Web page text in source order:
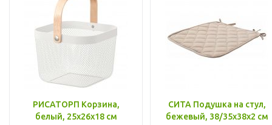
РИСАТОРП Корзина,
белый, 25x26x18 см
СИТА Подушка на стул,
бежевый, 38/35x38x2 см